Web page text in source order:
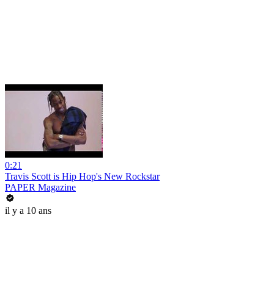
0:21
Travis Scott is Hip Hop's New Rockstar
PAPER Magazine
il y a 10 ans